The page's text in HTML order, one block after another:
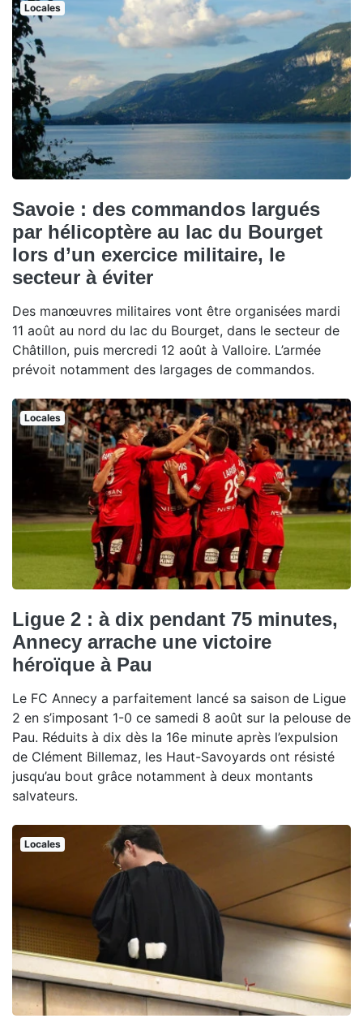
Locales
Savoie : des commandos largués
par hélicoptère au lac du Bourget
lors d’un exercice militaire, le
secteur à éviter
Des manœuvres militaires vont être organisées mardi
11 août au nord du lac du Bourget, dans le secteur de
Châtillon, puis mercredi 12 août à Valloire. L’armée
prévoit notamment des largages de commandos.
Locales
Ligue 2 : à dix pendant 75 minutes,
Annecy arrache une victoire
héroïque à Pau
Le FC Annecy a parfaitement lancé sa saison de Ligue
2 en s’imposant 1-0 ce samedi 8 août sur la pelouse de
Pau. Réduits à dix dès la 16e minute après l’expulsion
de Clément Billemaz, les Haut-Savoyards ont résisté
jusqu’au bout grâce notamment à deux montants
salvateurs.
Locales